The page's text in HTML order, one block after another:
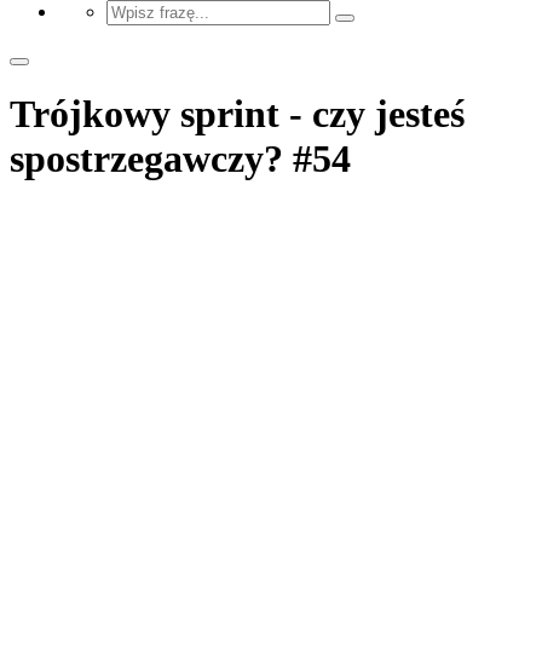
Trójkowy sprint - czy jesteś
spostrzegawczy? #54